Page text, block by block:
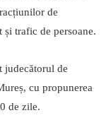
de
trafic de persoane.
judecătorul de
cu propunerea
de zile.